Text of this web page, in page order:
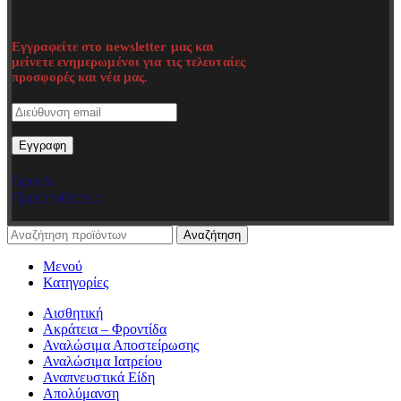
Εγγραφείτε στο newsletter μας και
μείνετε ενημερωμένοι για τις τελευταίες
προσφορές και νέα μας.
Όροι &
Προϋποθέσεις
Αναζήτηση
Μενού
Κατηγορίες
Αισθητική
Ακράτεια – Φροντίδα
Αναλώσιμα Αποστείρωσης
Αναλώσιμα Ιατρείου
Αναπνευστικά Είδη
Απολύμανση